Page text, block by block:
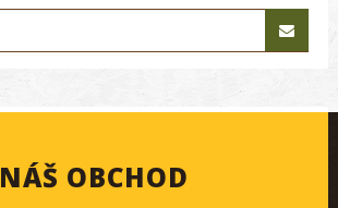
NÁŠ OBCHOD